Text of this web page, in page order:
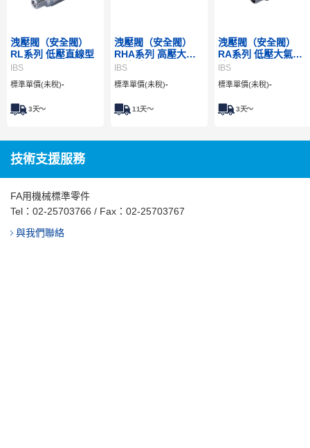
洩壓閥（安全閥）
RL系列 低壓直線型
IBS
標準單價(未稅)-
3天～
洩壓閥（安全閥）
RHA系列 高壓大氣
開放型
IBS
標準單價(未稅)-
11天～
洩壓閥（安全閥）
RA系列 低壓大氣開
放型
IBS
標準單價(未稅)-
3天～
技術支援服務
FA用機械標準零件
Tel： 02-25703766 / Fax：02-25703767
與我們聯絡